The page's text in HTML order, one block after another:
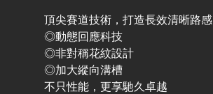
頂尖賽道技術，打造長效清晰路感
◎動態回應科技
◎非對稱花紋設計
◎加大縱向溝槽
不只性能，更享馳久卓越